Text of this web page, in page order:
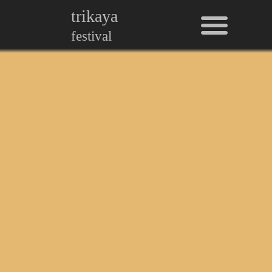
trikaya
festival